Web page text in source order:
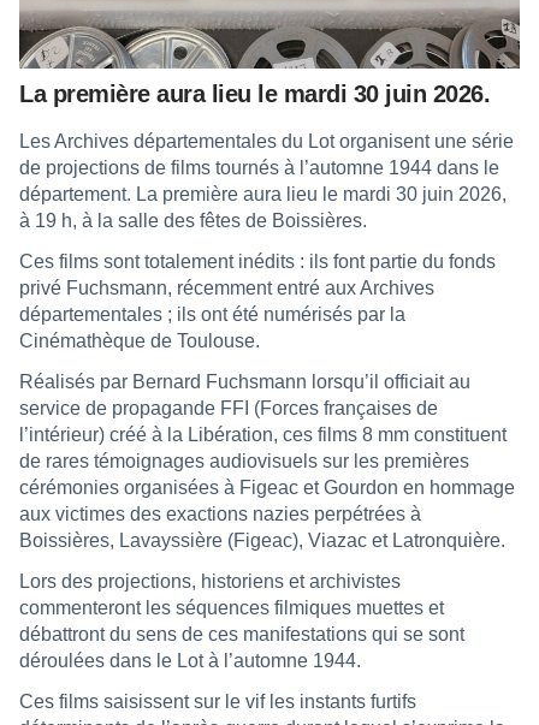
La première aura lieu le mardi 30 juin 2026.
Les Archives départementales du Lot organisent une série
de projections de films tournés à l’automne 1944 dans le
département. La première aura lieu le mardi 30 juin 2026,
à 19 h, à la salle des fêtes de Boissières.
Ces films sont totalement inédits : ils font partie du fonds
privé Fuchsmann, récemment entré aux Archives
départementales ; ils ont été numérisés par la
Cinémathèque de Toulouse.
Réalisés par Bernard Fuchsmann lorsqu’il officiait au
service de propagande FFI (Forces françaises de
l’intérieur) créé à la Libération, ces films 8 mm constituent
de rares témoignages audiovisuels sur les premières
cérémonies organisées à Figeac et Gourdon en hommage
aux victimes des exactions nazies perpétrées à
Boissières, Lavayssière (Figeac), Viazac et Latronquière.
Lors des projections, historiens et archivistes
commenteront les séquences filmiques muettes et
débattront du sens de ces manifestations qui se sont
déroulées dans le Lot à l’automne 1944.
Ces films saisissent sur le vif les instants furtifs